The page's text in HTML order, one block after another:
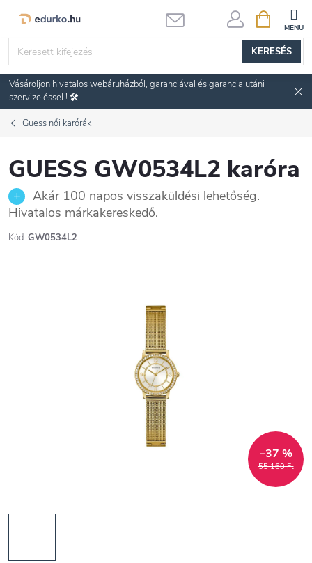
KERESÉS
KOSÁR
Vásároljon hivatalos webáruházból, garanciával és garancia utáni
szervizeléssel ! 🛠️
Guess női karórák
GUESS GW0534L2 karóra
Akár 100 napos visszaküldési lehetőség.
Hivatalos márkakereskedő.
Kód: GW0534L2
55 160 Ft
–37 %